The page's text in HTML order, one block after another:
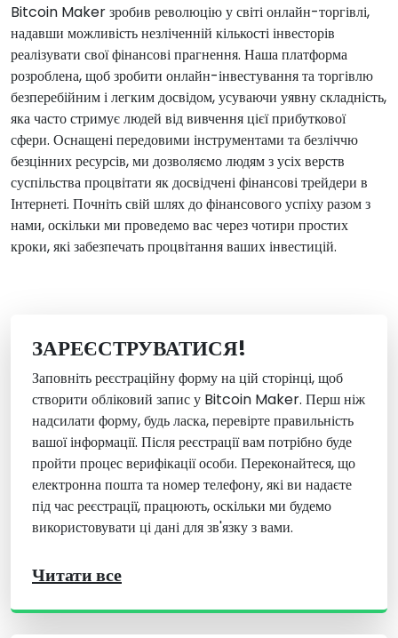
Bitcoin Maker зробив революцію у світі онлайн-торгівлі,
надавши можливість незліченній кількості інвесторів
реалізувати свої фінансові прагнення. Наша платформа
розроблена, щоб зробити онлайн-інвестування та торгівлю
безперебійним і легким досвідом, усуваючи уявну складність,
яка часто стримує людей від вивчення цієї прибуткової
сфери. Оснащені передовими інструментами та безліччю
безцінних ресурсів, ми дозволяємо людям з усіх верств
суспільства процвітати як досвідчені фінансові трейдери в
Інтернеті. Почніть свій шлях до фінансового успіху разом з
нами, оскільки ми проведемо вас через чотири простих
кроки, які забезпечать процвітання ваших інвестицій.
ЗАРЕЄСТРУВАТИСЯ!
Заповніть реєстраційну форму на цій сторінці, щоб
створити обліковий запис у Bitcoin Maker. Перш ніж
надсилати форму, будь ласка, перевірте правильність
вашої інформації. Після реєстрації вам потрібно буде
пройти процес верифікації особи. Переконайтеся, що
електронна пошта та номер телефону, які ви надаєте
під час реєстрації, працюють, оскільки ми будемо
використовувати ці дані для зв'язку з вами.
Читати все